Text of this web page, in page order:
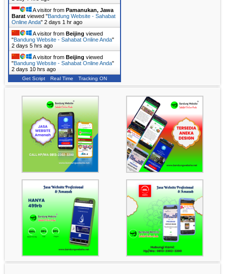
A visitor from Pamanukan, Jawa
Barat viewed "Bandung Website - Sahabat
Online Anda" 2 days 1 hr ago
A visitor from Beijing viewed
"Bandung Website - Sahabat Online Anda"
2 days 5 hrs ago
A visitor from Beijing viewed
"Bandung Website - Sahabat Online Anda"
2 days 10 hrs ago
Get Script Real Time Tracking ON